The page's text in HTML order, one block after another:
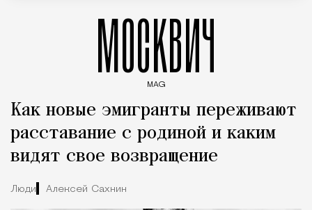
МОСКВИЧ
MAG
Как новые эмигранты переживают
расставание с родиной и каким
видят свое возвращение
Люди Алексей Сахнин